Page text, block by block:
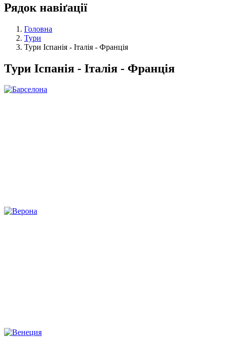
Рядок навіґації
Головна
Тури
Тури Іспанія - Італія - Франція
Тури Іспанія - Італія - Франція